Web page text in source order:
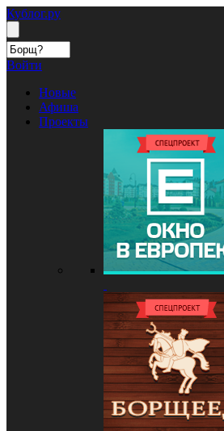
Кублог.ру
Войти
Новые
Афиша
Проекты